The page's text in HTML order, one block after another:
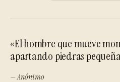
«El hombre que mueve
apartando piedras
— Anónimo